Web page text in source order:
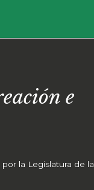
e
la Legislatura de la